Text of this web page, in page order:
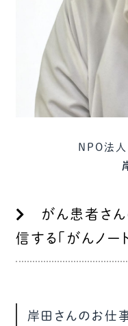
NPO法
がん患者さ
信する「がんノート
岸田さんのお仕